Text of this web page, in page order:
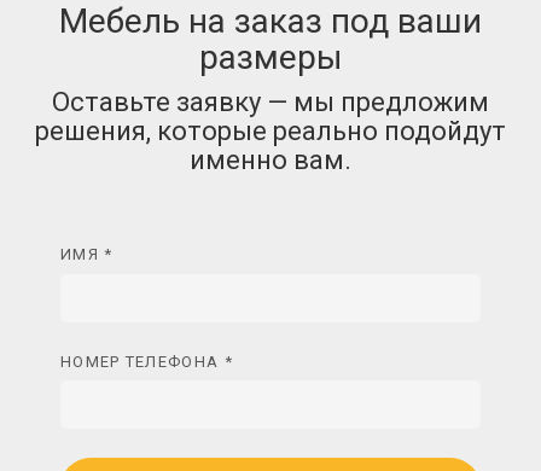
Мебель на заказ под ваши
размеры
Оставьте заявку — мы предложим
решения, которые реально подойдут
именно вам.
ИМЯ *
НОМЕР ТЕЛЕФОНА *